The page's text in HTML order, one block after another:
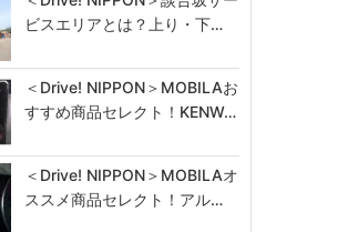
ビスエリアとは？上り・下…
＜Drive! NIPPON＞MOBILAお
すすめ商品セレクト！KENW…
＜Drive! NIPPON＞MOBILAオ
ススメ商品セレクト！アル…